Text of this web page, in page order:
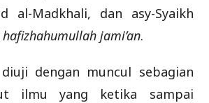
al-Madkhali, dan asy-Syaikh
hafizhahumullah jami’an.
dengan muncul sebagian
ilmu yang ketika sampai